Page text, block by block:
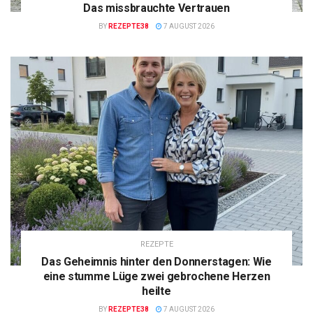
Das missbrauchte Vertrauen
BY REZEPTE38 7 AUGUST 2026
REZEPTE
Das Geheimnis hinter den Donnerstagen: Wie
eine stumme Lüge zwei gebrochene Herzen
heilte
BY REZEPTE38 7 AUGUST 2026